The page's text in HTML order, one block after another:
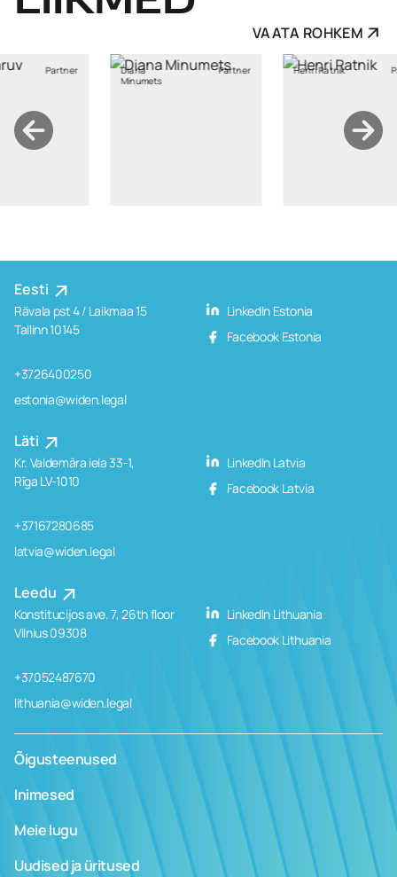
VAATA ROHKEM
Partner Henri Ratnik Partner Kristi Sild
Eesti
Rävala pst 4 / Laikmaa 15
Tallinn 10145
+3726400250
estonia@widen.legal
LinkedIn Estonia
Facebook Estonia
Läti
Kr. Valdemāra iela 33-1,
Rīga LV-1010
+37167280685
latvia@widen.legal
LinkedIn Latvia
Facebook Latvia
Leedu
Konstitucijos ave. 7, 26th floor
Vilnius 09308
+37052487670
lithuania@widen.legal
LinkedIn Lithuania
Facebook Lithuania
Õigusteenused
Inimesed
Meie lugu
Uudised ja üritused